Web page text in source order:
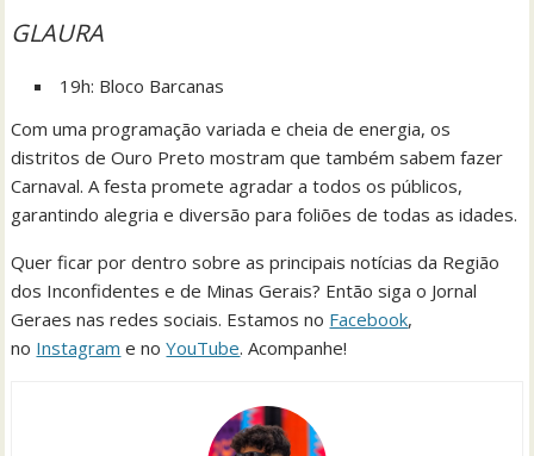
GLAURA
19h: Bloco Barcanas
Com uma programação variada e cheia de energia, os
distritos de Ouro Preto mostram que também sabem fazer
Carnaval. A festa promete agradar a todos os públicos,
garantindo alegria e diversão para foliões de todas as idades.
Quer ficar por dentro sobre as principais notícias da Região
dos Inconfidentes e de Minas Gerais? Então siga o Jornal
Geraes nas redes sociais. Estamos no Facebook,
no Instagram e noYouTube. Acompanhe!